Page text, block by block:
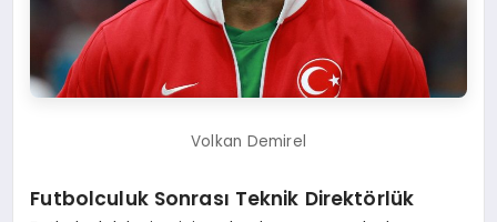
Volkan Demirel
Futbolculuk Sonrası Teknik Direktörlük